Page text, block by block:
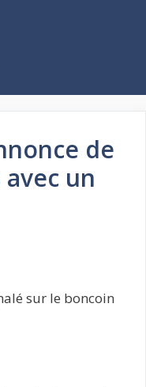
de
un
sur le boncoin